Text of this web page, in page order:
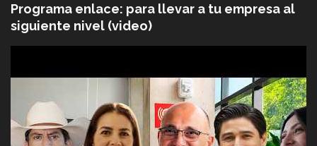
Programa enlace: para llevar a tu empresa al
siguiente nivel (video)